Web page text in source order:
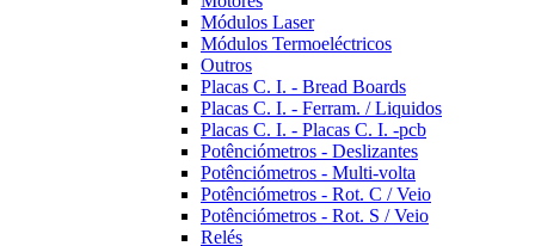
Módulos Laser
Módulos Termoeléctricos
Outros
Placas C. I. - Bread Boards
Placas C. I. - Ferram. / Liquidos
Placas C. I. - Placas C. I. -pcb
Potênciómetros - Deslizantes
Potênciómetros - Multi-volta
Potênciómetros - Rot. C / Veio
Potênciómetros - Rot. S / Veio
Relés